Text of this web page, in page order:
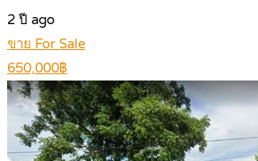
2 ปี ago
ขาย For Sale
650,000฿